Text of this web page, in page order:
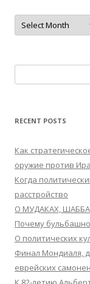
Archives
for:
RECENT POSTS
Как
оружие против
Когда
расстройство
О МУДАКАХ,
Почему
О политических
Финал Мондиаля,
еврейских